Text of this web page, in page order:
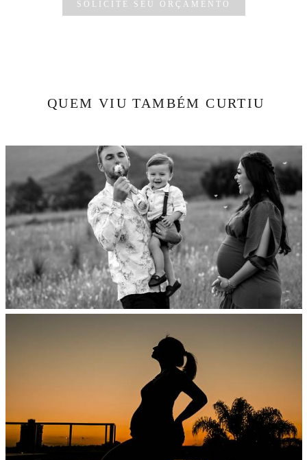
SOLICITE SEU ORÇAMENTO
QUEM VIU TAMBÉM CURTIU